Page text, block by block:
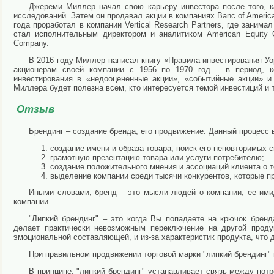
Джереми Миллер начал свою карьеру инвестора после того,
исследований. Затем он продавал акции в компаниях Banc of
года проработал в компании Vertical Research Partners, где
стал исполнительным директором и аналитиком American
Company.
В 2016 году Миллер написал книгу «Правила инвестирования
акционерам своей компании с 1956 по 1970 год – в период,
инвестирования в «недооцененные акции», «событийные
Миллера будет полезна всем, кто интересуется темой инвестиций
Отзыв
Брендинг – создание бренда, его продвижение. Данный
создание имени и образа товара, поиск его неповторимых
грамотную презентацию товара или услуги потребителю;
создание положительного мнения и ассоциаций клиента о
выделение компании среди тысячи конкурентов, которые
Иными словами, бренд – это мысли людей о компании, ее
компании.
"Липкий брендинг" – это когда Вы попадаете на крючок
делает практически невозможным переключение на другой
эмоциональной составляющей, и из-за характеристик продукта,
При правильном продвижении торговой марки "липкий
В принципе, "липкий брендинг" устанавливает связь между